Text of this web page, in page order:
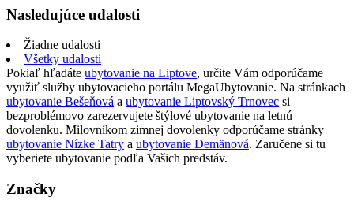
Nasledujúce udalosti
Žiadne udalosti
Všetky udalosti
Pokiaľ hľadáte ubytovanie na Liptove, určite Vám odporúčame
využiť služby ubytovacieho portálu MegaUbytovanie. Na stránkach
ubytovanie Bešeňová a ubytovanie Liptovský Trnovec si
bezproblémovo zarezervujete štýlové ubytovanie na letnú
dovolenku. Milovníkom zimnej dovolenky odporúčame stránky
ubytovanie Nízke Tatry a ubytovanie Demänová. Zaručene si tu
vyberiete ubytovanie podľa Vašich predstáv.
Značky